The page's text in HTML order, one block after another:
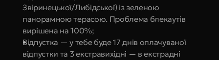
Звіринецької/Либідської) із зеленою
панорамною терасою. Проблема блекаутів
вирішена на 100%;
Відпустка — у тебе буде 17 днів оплачуваної
відпустки та 3 екстравихідні — в екстрадні